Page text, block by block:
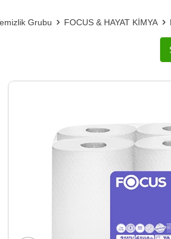
Grubu FOCUS & HAYAT KİMYA